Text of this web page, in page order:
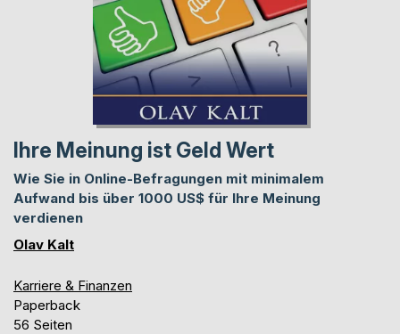
Ihre Meinung ist Geld Wert
Wie Sie in Online-Befragungen mit minimalem
Aufwand bis über 1000 US$ für Ihre Meinung
verdienen
Olav Kalt
Karriere & Finanzen
Paperback
56 Seiten